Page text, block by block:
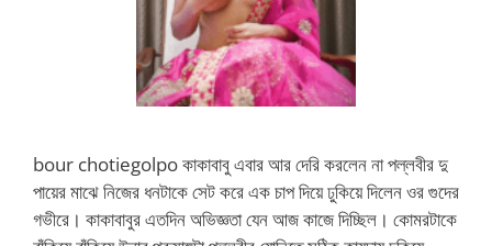
bour chotiegolpo কাকাবাবু এবার আর দেরি করলেন না পল্লবীর দু
পায়ের মাঝে নিজের ধনটাকে সেট করে এক চাপ দিয়ে ঢুকিয়ে দিলেন ওর গুদের
গভীরে। কাকাবাবুর এতদিন অভিজ্ঞতা যেন আজ কাজে দিচ্ছিল। কোমরটাকে